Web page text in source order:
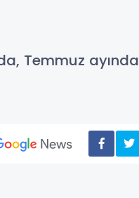
Temmuz ayında